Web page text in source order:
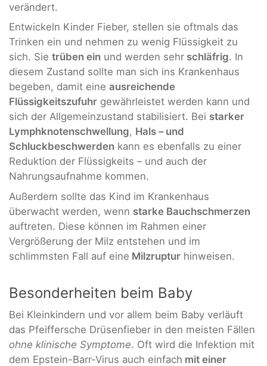
verändert.
Entwickeln Kinder Fieber, stellen sie oftmals das
Trinken ein und nehmen zu wenig Flüssigkeit zu
sich. Sie trüben ein und werden sehr schläfrig. In
diesem Zustand sollte man sich ins Krankenhaus
begeben, damit eine ausreichende
Flüssigkeitszufuhr gewährleistet werden kann und
sich der Allgemeinzustand stabilisiert. Bei starker
Lymphknotenschwellung, Hals – und
Schluckbeschwerden kann es ebenfalls zu einer
Reduktion der Flüssigkeits – und auch der
Nahrungsaufnahme kommen.
Außerdem sollte das Kind im Krankenhaus
überwacht werden, wenn starke Bauchschmerzen
auftreten. Diese können im Rahmen einer
Vergrößerung der Milz entstehen und im
schlimmsten Fall auf eine Milzruptur hinweisen.
Besonderheiten beim Baby
Bei Kleinkindern und vor allem beim Baby verläuft
das Pfeiffersche Drüsenfieber in den meisten Fällen
ohne klinische Symptome. Oft wird die Infektion mit
dem Epstein-Barr-Virus auch einfach mit einer